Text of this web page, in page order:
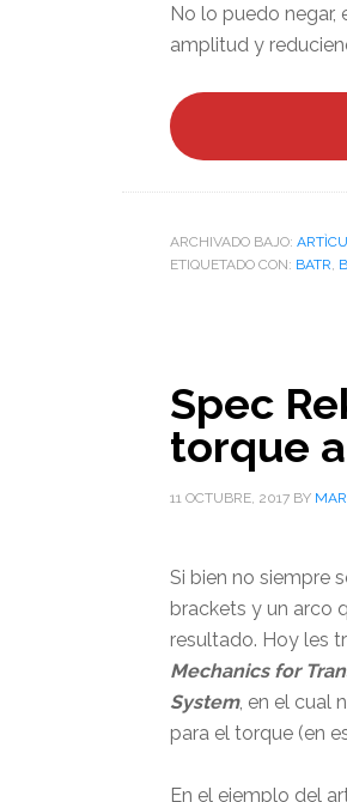
No lo puedo negar,
amplitud y
ARCHIVADO BAJO:
ETIQUETADO CON: BATR,
Spec
torque
11 OCTUBRE, 2017 BY
Si bien no siempre
brackets y un arco
resultado. Hoy les
Mechanicsfor
System, en el cual
para el torque (en
En el ejemplo del